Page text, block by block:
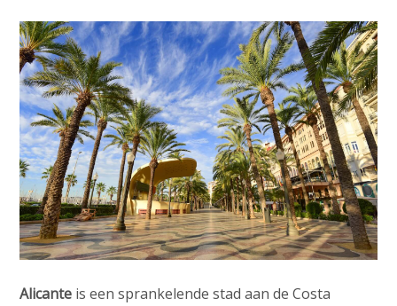
Alicante is een sprankelende stad aan de Costa